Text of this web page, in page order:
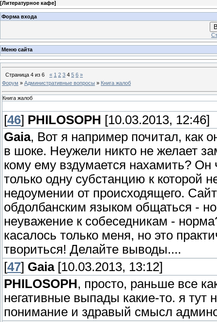
[Литературное кафе]
Форма входа
Меню сайта
Страница 4 из 6 « 1 2 3 4 5 6 »
Форум » Административные вопросы » Книга жалоб
Книга жалоб
[46] PHILOSOPH [10.03.2013, 12:46]
Gaia, Вот я например почитал, как
в шоке. Неужели никто не желает
кому ему вздумается нахамить?
только одну субстанцию к которой
недоумении от происходящего.
обдолбанским языком общаться -
неуважение к собеседникам -
касалось только меня, но это
твориться! Делайте выводы....
[47] Gaia[10.03.2013, 13:12]
PHILOSOPH, просто, раньше все
негативные выпады какие-то. я
понимание и здравый смысл